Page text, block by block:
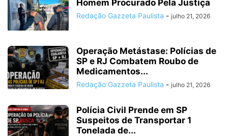
Homem Procurado Pela Justiça
Redação Gazzeta Paulista - julho 21, 2026
Operação Metástase: Polícias de
SP e RJ Combatem Roubo de
Medicamentos...
Redação Gazzeta Paulista - julho 21, 2026
Polícia Civil Prende em SP
Suspeitos de Transportar 1
Tonelada de...